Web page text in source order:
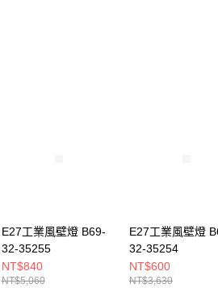
E27工業風壁燈 B69-
32-35255
NT$840
NT$5,060
E27工業風壁燈
32-35254
NT$600
NT$3,630